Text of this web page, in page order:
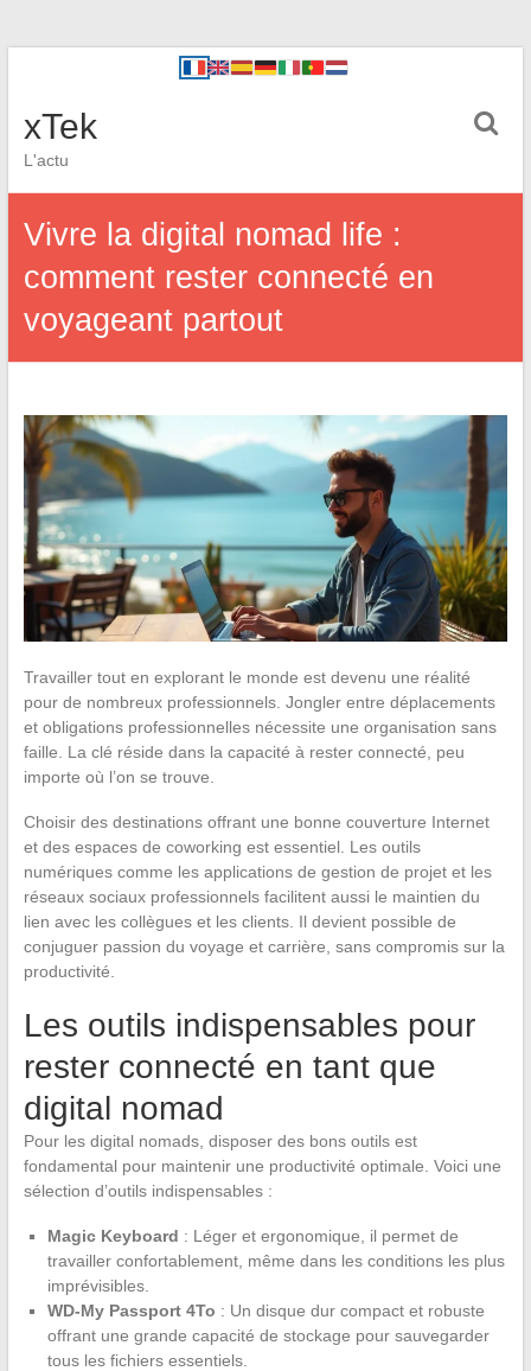
xTek
L'actu
Vivre la digital nomad life :
comment rester connecté en
voyageant partout
Travailler tout en explorant le monde est devenu une réalité
pour de nombreux professionnels. Jongler entre déplacements
et obligations professionnelles nécessite une organisation sans
faille. La clé réside dans la capacité à rester connecté, peu
importe où l’on se trouve.
Choisir des destinations offrant une bonne couverture Internet
et des espaces de coworking est essentiel. Les outils
numériques comme les applications de gestion de projet et les
réseaux sociaux professionnels facilitent aussi le maintien du
lien avec les collègues et les clients. Il devient possible de
conjuguer passion du voyage et carrière, sans compromis sur la
productivité.
Les outils indispensables pour
rester connecté en tant que
digital nomad
Pour les digital nomads, disposer des bons outils est
fondamental pour maintenir une productivité optimale. Voici une
sélection d’outils indispensables :
Magic Keyboard : Léger et ergonomique, il permet de
travailler confortablement, même dans les conditions les plus
imprévisibles.
WD-My Passport 4To : Un disque dur compact et robuste
offrant une grande capacité de stockage pour sauvegarder
tous les fichiers essentiels.